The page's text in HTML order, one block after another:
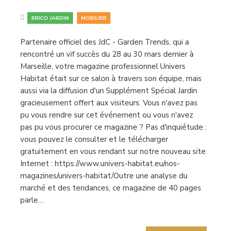
BRICO JARDIN MOBILIER
Partenaire officiel des JdC - Garden Trends, qui a
rencontré un vif succès du 28 au 30 mars dernier à
Marseille, votre magazine professionnel Univers
Habitat était sur ce salon à travers son équipe, mais
aussi via la diffusion d'un Supplément Spécial Jardin
gracieusement offert aux visiteurs. Vous n'avez pas
pu vous rendre sur cet événement ou vous n'avez
pas pu vous procurer ce magazine ? Pas d'inquiétude :
vous pouvez le consulter et le télécharger
gratuitement en vous rendant sur notre nouveau site
Internet : https://www.univers-habitat.eu/nos-
magazines/univers-habitat/Outre une analyse du
marché et des tendances, ce magazine de 40 pages
parle…